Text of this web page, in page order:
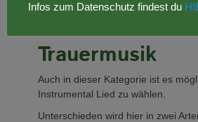
Instrumentale
Trauermusik
Auch in dieser Kategorie ist es
Instrumental Lied zu wählen.
Unterschieden wird hier in zwei
Infos zum Datenschutz findest du